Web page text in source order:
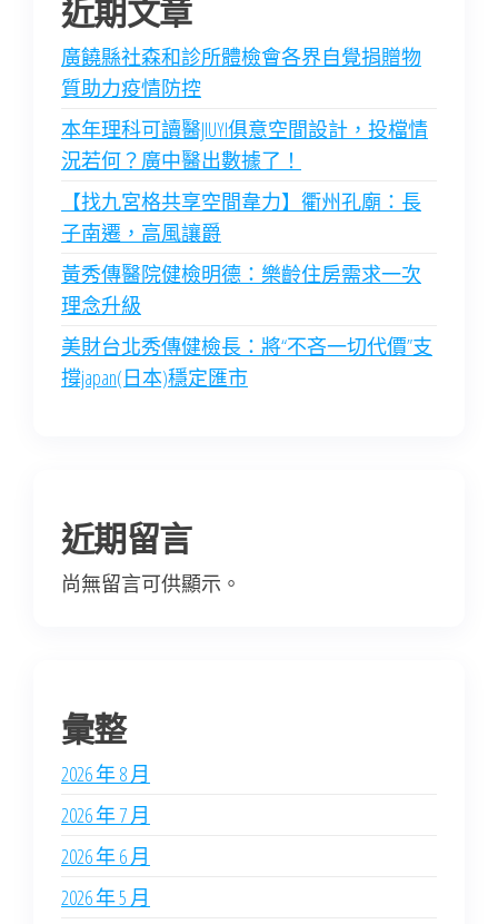
近期文章
廣饒縣社森和診所體檢會各界自覺捐贈物
質助力疫情防控
本年理科可讀醫JIUYI俱意空間設計，投檔情
況若何？廣中醫出數據了！
【找九宮格共享空間韋力】衢州孔廟：長
子南遷，高風讓爵
黃秀傳醫院健檢明德：樂齡住房需求一次
理念升級
美財台北秀傳健檢長：將“不吝一切代價”支
撐japan(日本)穩定匯市
近期留言
尚無留言可供顯示。
彙整
2026 年 8 月
2026 年 7 月
2026 年 6 月
2026 年 5 月